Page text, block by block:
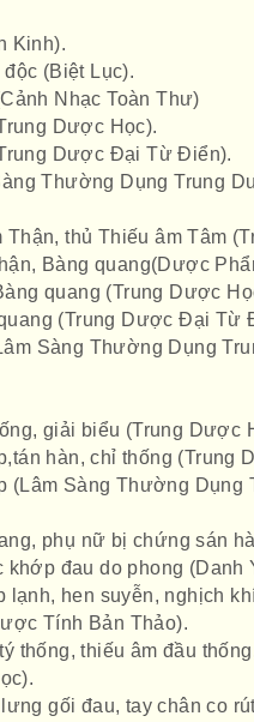
Kinh).
(Biệt Lục).
Nhạc Toàn Thư)
Dược Học).
Dược Đại Từ Điển).
Thường Dụng Trung
thủ Thiếu âm Tâm
Bàng quang(Dược
quang (Trung Dược
(Trung Dược Đại Từ
Sàng Thường Dụng
giải biểu (Trung Dược
hàn, chỉ thống (Trung
(Lâm Sàng Thường Dụng
phụ nữ bị chứng sán
khớp đau do phong (Danh
lạnh, hen suyễn, nghịch
Tính Bản Thảo).
thống, thiếu âm đầu
gối đau, tay chân co